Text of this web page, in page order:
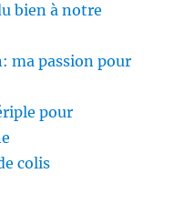
bien à notre
ma passion pour
pour
colis